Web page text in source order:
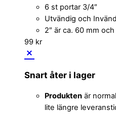
6 st portar 3/4″
Utvändig och
2″ är ca. 60 mm
99 kr
Snart åter i lager
Produkten är
lite längre